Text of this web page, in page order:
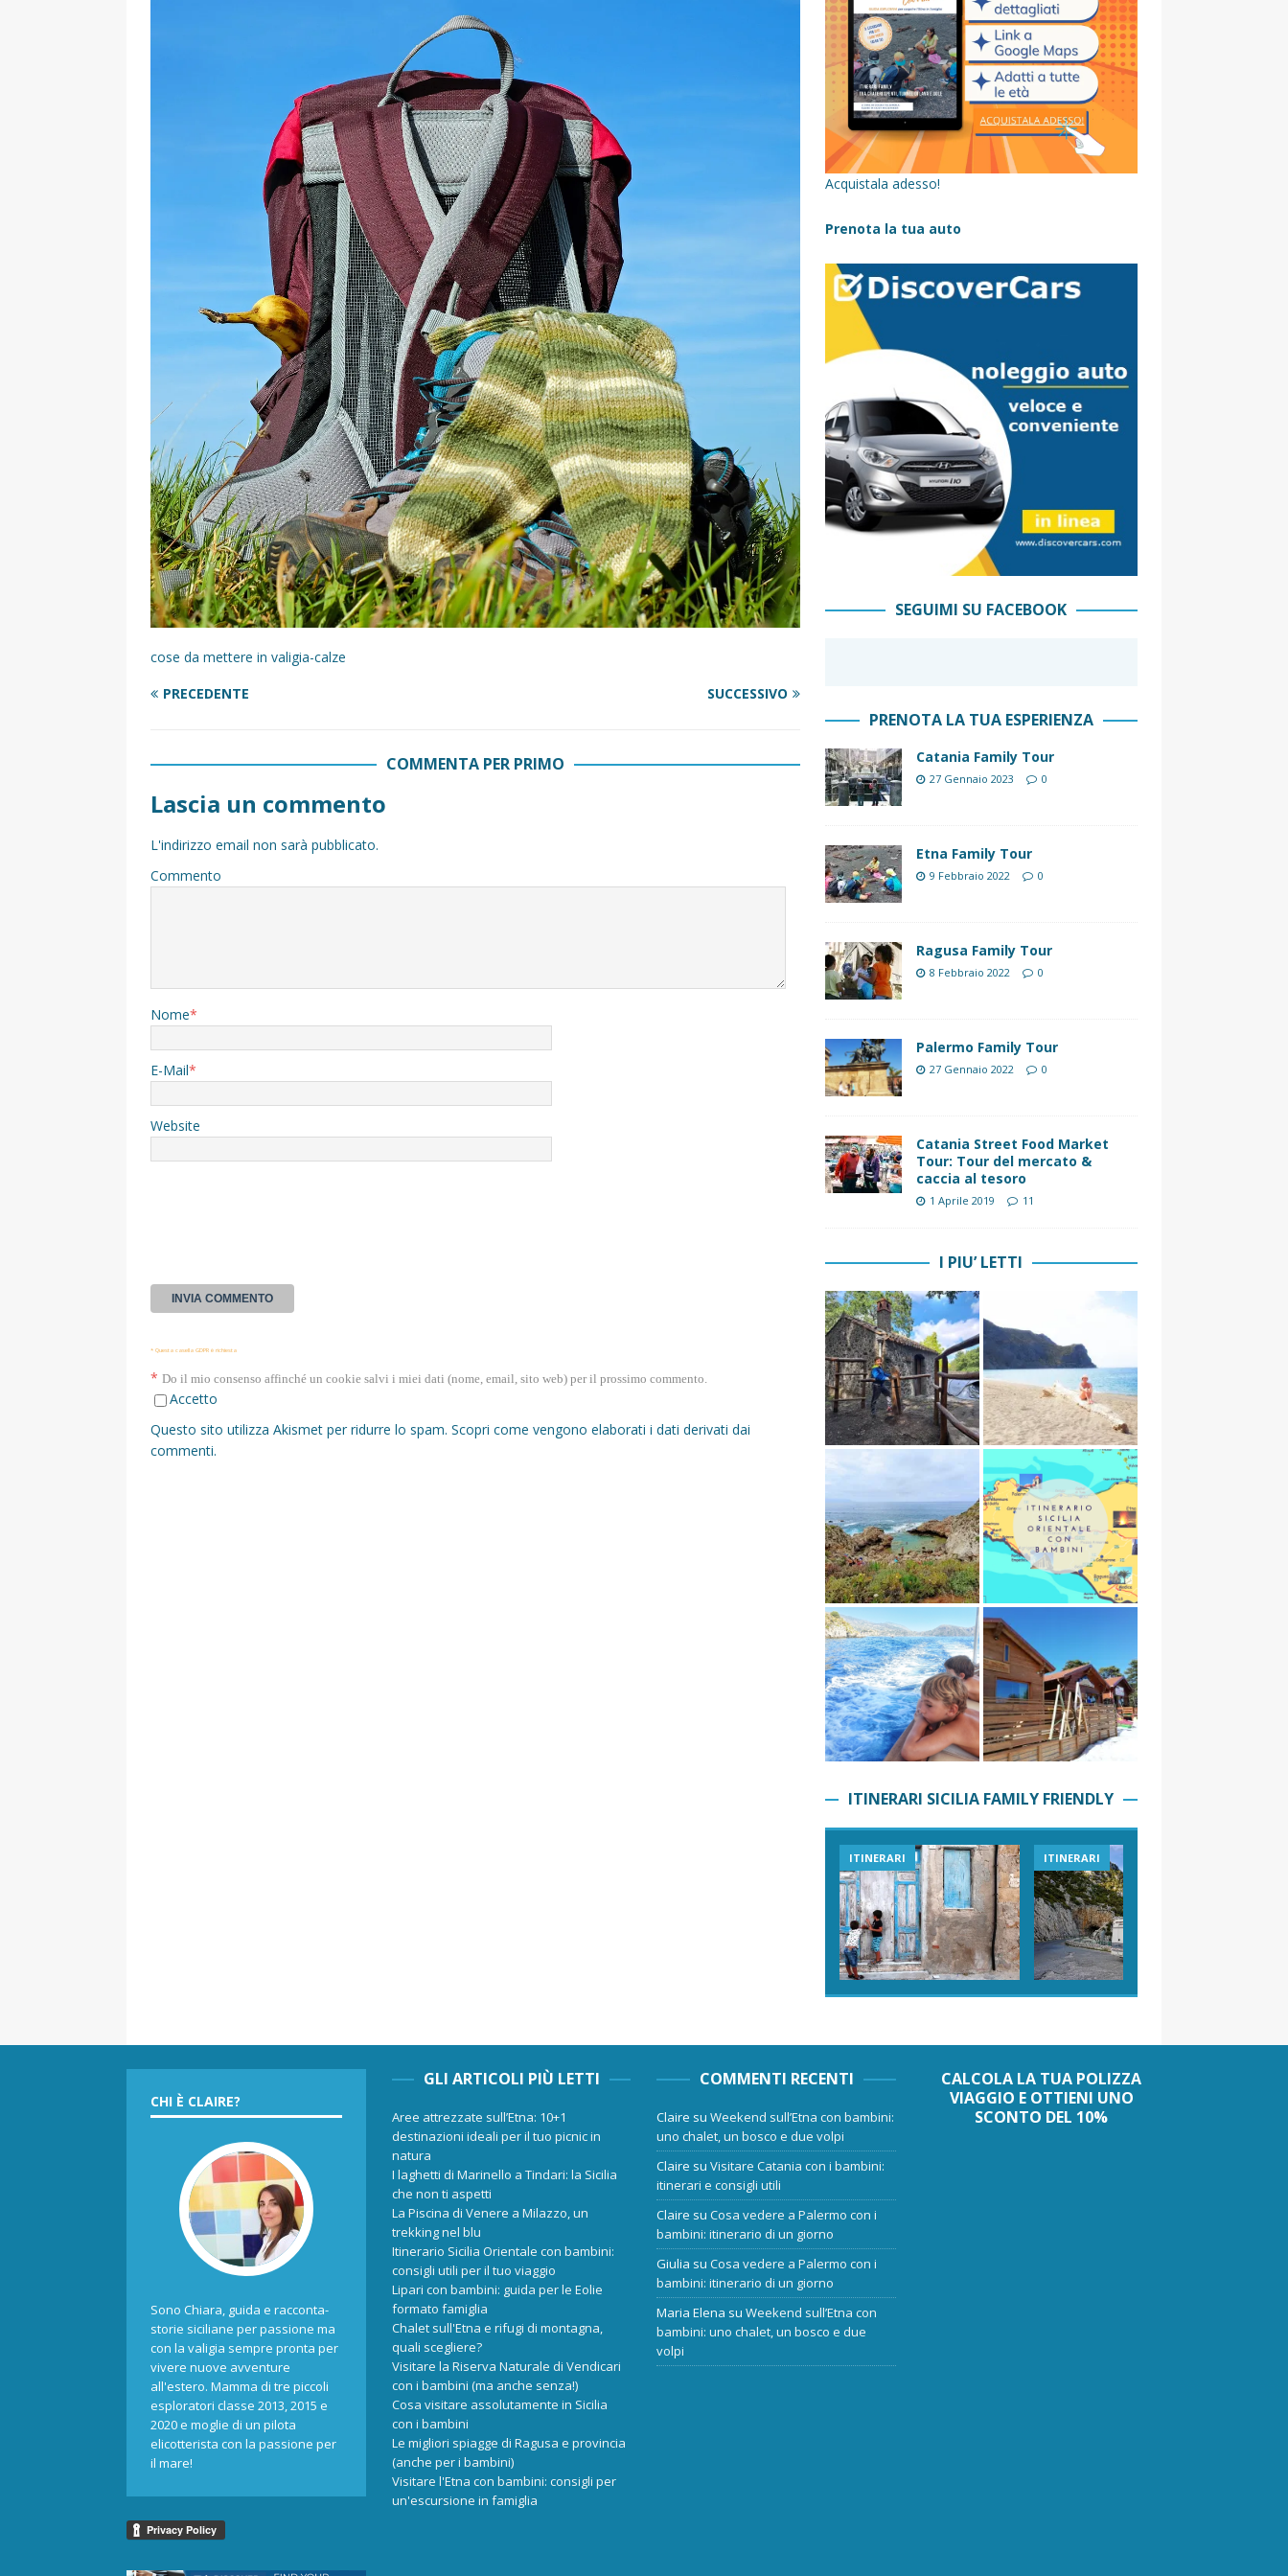
Organizzare un viaggio in Sicilia con i bambini (senza stress)
[ 14 Settembre 2025 ] Rifugi e Bivacchi sull’Etna: Guida Completa per Famiglie
PARCHI NATURALI E AREE PICNIC
[ 2 Aprile 2025 ] Escursioni in Sicilia con bambini: itinerari imperdibili (+ consigli utili)- Parte 1
VIAGGI IN SICILIA
[ 17 Settembre 2023 ] Vendemmia con i bambini in Sicilia, dove andare?
DIDATTICHE
[ 19 Gennaio 2023 ] Visitare la Fiumara d’Arte con i bambini, quando la natura incontra l’arte
VIAGGI IN SICILIA
[ 20 Marzo 2022 ] Cosa fare in Sicilia con i bambini: mare, attività e tour a prova di famiglia
VIAGGI IN SICILIA
cose da mettere in valigia-calze
PRECEDENTE
SUCCESSIVO
COMMENTA PER PRIMO
Lascia un commento
L'indirizzo email non sarà pubblicato.
Commento
Nome*
E-Mail*
Website
* Questa casella GDPR è richiesta
* Do il mio consenso affinché un cookie salvi i miei dati (nome, email, sito web) per il prossimo commento.
Accetto
Questo sito utilizza Akismet per ridurre lo spam. Scopri come vengono elaborati i dati derivati dai
commenti.
Acquistala adesso!
Prenota la tua auto
SEGUIMI SU FACEBOOK
PRENOTA LA TUA ESPERIENZA
Catania Family Tour
27 Gennaio 2023 0
Etna Family Tour
9 Febbraio 2022 0
Ragusa Family Tour
8 Febbraio 2022 0
Palermo Family Tour
27 Gennaio 2022 0
Catania Street Food Market
Tour: Tour del mercato &
caccia al tesoro
1 Aprile 2019 11
I PIU’ LETTI
ITINERARI SICILIA FAMILY FRIENDLY
ITINERARI ITINERARI
CHI È CLAIRE?
Sono Chiara, guida e racconta-
storie siciliane per passione ma
con la valigia sempre pronta per
vivere nuove avventure
all'estero. Mamma di tre piccoli
esploratori classe 2013, 2015 e
2020 e moglie di un pilota
elicotterista con la passione per
il mare!
GLI ARTICOLI PIÙ LETTI
Aree attrezzate sull’Etna: 10+1
destinazioni ideali per il tuo picnic in
natura
I laghetti di Marinello a Tindari: la Sicilia
che non ti aspetti
La Piscina di Venere a Milazzo, un
trekking nel blu
Itinerario Sicilia Orientale con bambini:
consigli utili per il tuo viaggio
Lipari con bambini: guida per le Eolie
formato famiglia
Chalet sull'Etna e rifugi di montagna,
quali scegliere?
Visitare la Riserva Naturale di Vendicari
con i bambini (ma anche senza!)
Cosa visitare assolutamente in Sicilia
con i bambini
Le migliori spiagge di Ragusa e provincia
(anche per i bambini)
Visitare l'Etna con bambini: consigli per
un'escursione in famiglia
COMMENTI RECENTI
Claire suWeekend sull’Etna con bambini:
uno chalet, un bosco e due volpi
Claire suVisitare Catania con i bambini:
itinerari e consigli utili
Claire suCosa vedere a Palermo con i
bambini: itinerario di un giorno
Giulia suCosa vedere a Palermo con i
bambini: itinerario di un giorno
Maria Elena suWeekend sull’Etna con
bambini: uno chalet, un bosco e due
volpi
CALCOLA LA TUA POLIZZA
VIAGGIO E OTTIENI UNO
SCONTO DEL 10%